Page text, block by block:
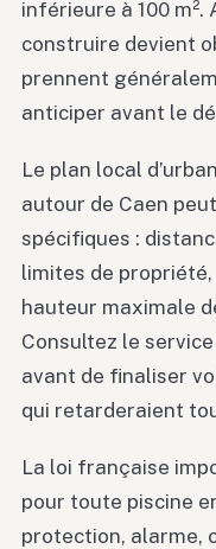
inférieure à 100 m².
construire devient
prennent
anticiper avant le
Le plan local
autour de Caen
spécifiques :
limites de
hauteur maximale
Consultez le
avant de finaliser
qui retarderaient
La loi française
pour toute piscine
protection, alarme,